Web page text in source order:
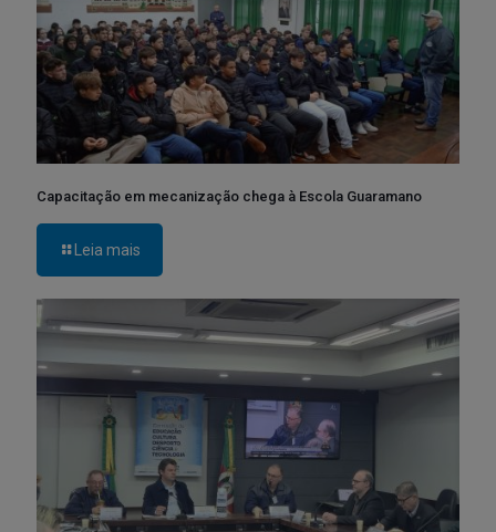
Capacitação em mecanização chega à Escola Guaramano
Leia mais